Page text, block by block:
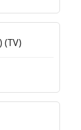
(TV)